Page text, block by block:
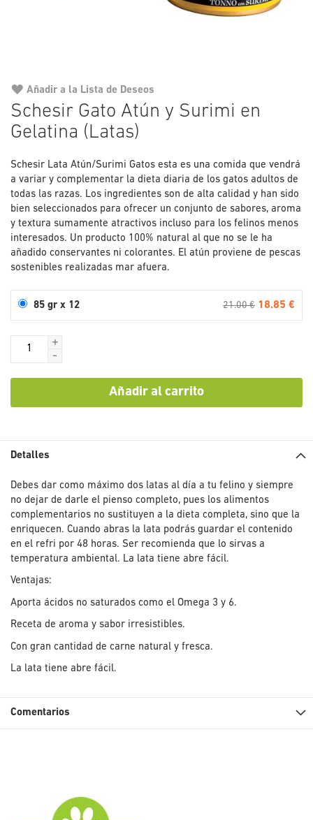
Schesir Gato Atún y Surimi en
Gelatina (Latas)
Schesir Lata Atún/Surimi Gatos esta es una comida que vendrá
a variar y complementar la dieta diaria de los gatos adultos de
todas las razas. Los ingredientes son de alta calidad y han sido
bien seleccionados para ofrecer un conjunto de sabores, aroma
y textura sumamente atractivos incluso para los felinos menos
interesados. Un producto 100% natural al que no se le ha
añadido conservantes ni colorantes. El atún proviene de pescas
sostenibles realizadas mar afuera.
85 gr x 12 21.00 € 18.85 €
+
-
Añadir al carrito
Añadir a la Lista de Deseos
al
galería
imágenes
Detalles
Debes dar como máximo dos latas al día a tu felino y siempre
no dejar de darle el pienso completo, pues los alimentos
complementarios no sustituyen a la dieta completa, sino que la
enriquecen. Cuando abras la lata podrás guardar el contenido
en el refri por 48 horas. Ser recomienda que lo sirvas a
temperatura ambiental. La lata tiene abre fácil.
Ventajas:
Aporta ácidos no saturados como el Omega 3 y 6.
Receta de aroma y sabor irresistibles.
Con gran cantidad de carne natural y fresca.
La lata tiene abre fácil.
Comentarios